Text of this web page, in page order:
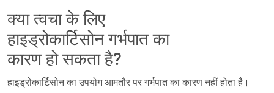
क्या त्वचा के लिए
हाइड्रोकार्टिसोन गर्भपात का
कारण हो सकता है?
हाइड्रोकार्टिसोन का उपयोग आमतौर पर गर्भपात का कारण नहीं होता है।